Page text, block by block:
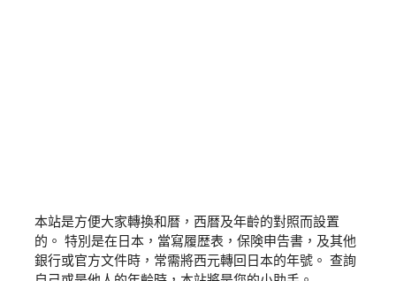
本站是方便大家轉換和暦，西暦及年齡的對照而設置
的。 特別是在日本，當寫履歴表，保険申告書，及其他
銀行或官方文件時，常需將西元轉回日本的年號。 查詢